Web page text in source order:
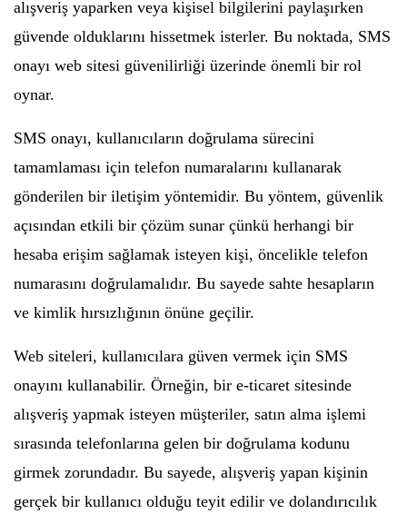
alışveriş yaparken veya kişisel bilgilerini paylaşırken
güvende olduklarını hissetmek isterler. Bu noktada, SMS
onayı web sitesi güvenilirliği üzerinde önemli bir rol
oynar.
SMS onayı, kullanıcıların doğrulama sürecini
tamamlaması için telefon numaralarını kullanarak
gönderilen bir iletişim yöntemidir. Bu yöntem, güvenlik
açısından etkili bir çözüm sunar çünkü herhangi bir
hesaba erişim sağlamak isteyen kişi, öncelikle telefon
numarasını doğrulamalıdır. Bu sayede sahte hesapların
ve kimlik hırsızlığının önüne geçilir.
Web siteleri, kullanıcılara güven vermek için SMS
onayını kullanabilir. Örneğin, bir e-ticaret sitesinde
alışveriş yapmak isteyen müşteriler, satın alma işlemi
sırasında telefonlarına gelen bir doğrulama kodunu
girmek zorundadır. Bu sayede, alışveriş yapan kişinin
gerçek bir kullanıcı olduğu teyit edilir ve dolandırıcılık